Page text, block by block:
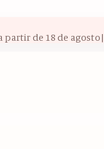
de 18 de agosto|